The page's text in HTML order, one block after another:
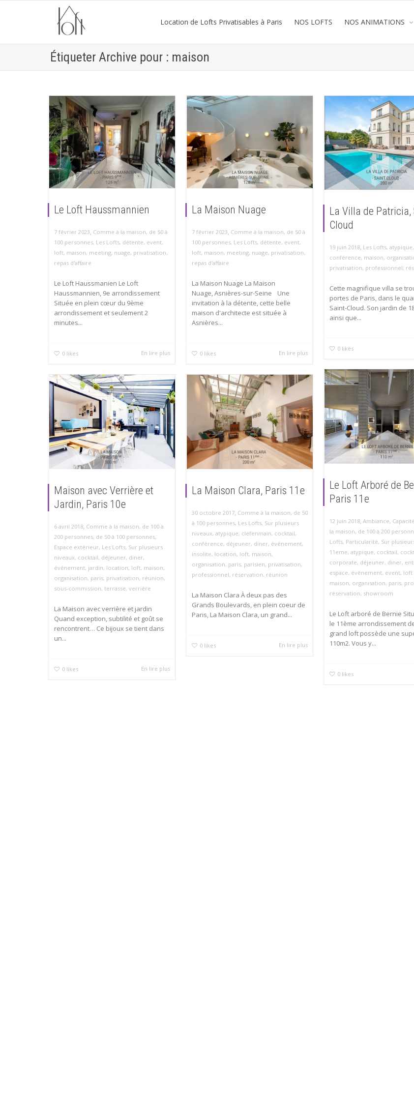
Location de Lofts Privatisables à Paris NOS LOFTS NOS ANIMATIONS
Étiqueter Archive pour : maison
Le Loft Haussmannien
7 février 2023, Comme à la maison, de 50 à
100 personnes, Les Lofts, détente, event,
loft, maison, meeting, nuage, privatisation,
repas d'affaire
Le Loft Haussmanien Le Loft
Haussmannien, 9e arrondissement
Située en plein cœur du 9ème
arrondissement et seulement 2
minutes...
0 likes En lire plus
La Maison Nuage
7 février 2023, Comme à la maison, de 50 à
100 personnes, Les Lofts, détente, event,
loft, maison, meeting, nuage, privatisation,
repas d'affaire
La Maison Nuage La Maison
Nuage, Asnières-sur-Seine Une
invitation à la détente, cette belle
maison d'architecte est située à
Asnières...
0 likes En lire plus
La Villa de Patricia,
Cloud
19 juin 2018, Les Lofts, atypique,
conférence, maison,
privatisation, professionnel,
Cette magnifique villa se
portes de Paris, dans le
Saint-Cloud. Son jardin de
ainsi que...
0 likes
Le Loft Arboré de
Paris 11e
12 juin 2018, Ambiance, Capacité
la maison, de 100 à 200
Lofts, Particularité, Sur
11eme, atypique, cocktail,
corporate, déjeuner, diner,
espace, événement, event, loft
maison, organisation, paris,
réservation, showroom
Le Loft arboré de Bernie
le 11ème arrondissement
grand loft possède une
110m2. Vous y...
0 likes
Maison avec Verrière et
Jardin, Paris 10e
6 avril 2018, Comme à la maison, de 100 à
200 personnes, de 50 à 100 personnes,
Espace extérieur, Les Lofts, Sur plusieurs
niveaux, cocktail, déjeuner, diner,
événement, jardin, location, loft, maison,
organisation, paris, privatisation, réunion,
sous-commission, terrasse, verrière
La Maison avec verrière et jardin
Quand exception, subtilité et goût se
rencontrent… Ce bijoux se tient dans
un...
0 likes En lire plus
La Maison Clara, Paris 11e
30 octobre 2017, Comme à la maison, de 50
à 100 personnes, Les Lofts, Sur plusieurs
niveaux, atypique, clefenmain, cocktail,
conférence, déjeuner, diner, événement,
insolite, location, loft, maison,
organisation, paris, parisien, privatisation,
professionnel, réservation, réunion
La Maison Clara À deux pas des
Grands Boulevards, en plein coeur de
Paris, La Maison Clara, un grand...
0 likes En lire plus